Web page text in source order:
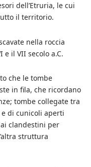
dell’Etruria, le cui
il territorio.
nella roccia
il VII secolo a.C.
che le tombe
in fila, che ricordano
tombe collegate tra
di cunicoli aperti
clandestini per
struttura